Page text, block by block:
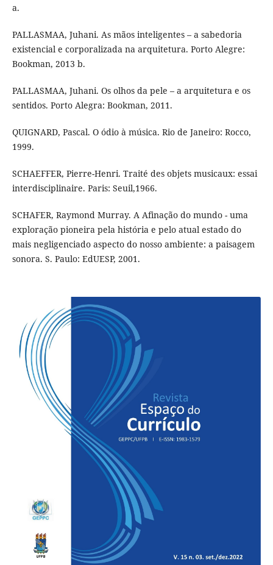
a.
PALLASMAA, Juhani. As mãos inteligentes – a sabedoria
existencial e corporalizada na arquitetura. Porto Alegre:
Bookman, 2013 b.
PALLASMAA, Juhani. Os olhos da pele – a arquitetura e os
sentidos. Porto Alegra: Bookman, 2011.
QUIGNARD, Pascal. O ódio à música. Rio de Janeiro: Rocco,
1999.
SCHAEFFER, Pierre-Henri. Traité des objets musicaux: essai
interdisciplinaire. Paris: Seuil,1966.
SCHAFER, Raymond Murray. A Afinação do mundo - uma
exploração pioneira pela história e pelo atual estado do
mais negligenciado aspecto do nosso ambiente: a paisagem
sonora. S. Paulo: EdUESP, 2001.